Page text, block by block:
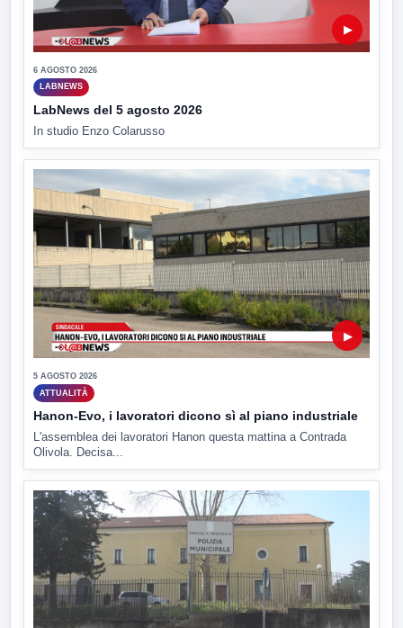
▶
6 AGOSTO 2026
LABNEWS
LabNews del 5 agosto 2026
In studio Enzo Colarusso
▶
5 AGOSTO 2026
ATTUALITÀ
Hanon-Evo, i lavoratori dicono sì al piano industriale
L'assemblea dei lavoratori Hanon questa mattina a Contrada
Olivola. Decisa...